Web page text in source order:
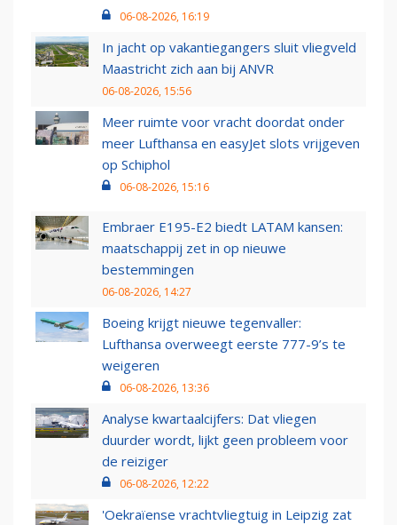
06-08-2026, 16:19
In jacht op vakantiegangers sluit vliegveld
Maastricht zich aan bij ANVR
06-08-2026, 15:56
Meer ruimte voor vracht doordat onder
meer Lufthansa en easyJet slots vrijgeven
op Schiphol
06-08-2026, 15:16
Embraer E195-E2 biedt LATAM kansen:
maatschappij zet in op nieuwe
bestemmingen
06-08-2026, 14:27
Boeing krijgt nieuwe tegenvaller:
Lufthansa overweegt eerste 777-9’s te
weigeren
06-08-2026, 13:36
Analyse kwartaalcijfers: Dat vliegen
duurder wordt, lijkt geen probleem voor
de reiziger
06-08-2026, 12:22
'Oekraïense vrachtvliegtuig in Leipzig zat